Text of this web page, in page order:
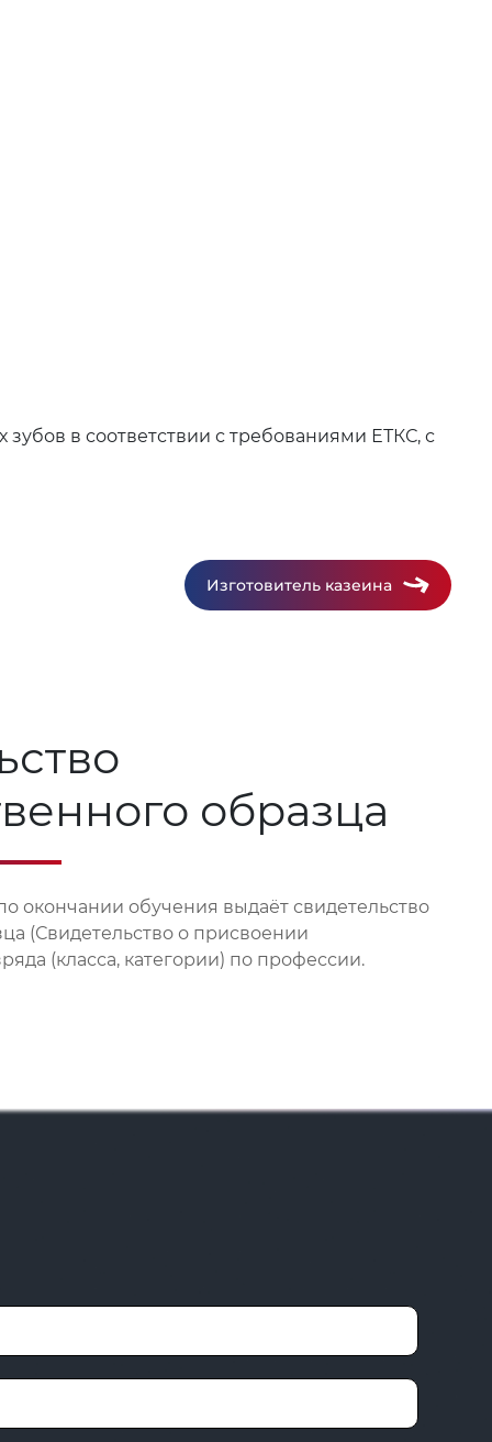
в соответствии с требованиями ЕТКС, с
Изготовитель казеина
образца
окончании обучения выдаёт свидетельство
(Свидетельство о присвоении
(класса, категории) по профессии.